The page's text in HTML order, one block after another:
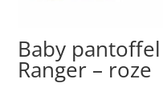
Baby pantoffel
Ranger – roze